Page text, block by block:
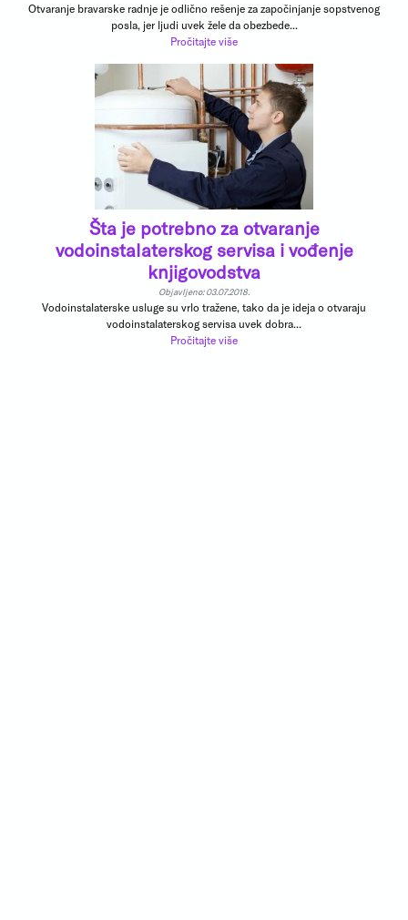
Otvaranje bravarske radnje je odlično rešenje za započinjanje sopstvenog
posla, jer ljudi uvek žele da obezbede...
Pročitajte više
Šta je potrebno za otvaranje
vodoinstalaterskog servisa i vođenje
knjigovodstva
Objavljeno: 03.07.2018.
Vodoinstalaterske usluge su vrlo tražene, tako da je ideja o otvaraju
vodoinstalaterskog servisa uvek dobra...
Pročitajte više